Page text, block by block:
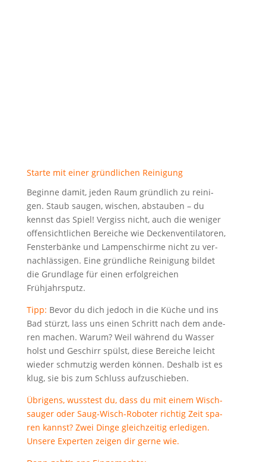
Star­te mit einer gründ­li­chen Reinigung
Begin­ne damit, jeden Raum gründ­lich zu rei­ni­
gen. Staub sau­gen, wischen, abstau­ben – du
kennst das Spiel! Ver­giss nicht, auch die weni­ger
offen­sicht­li­chen Berei­che wie Decken­ven­ti­la­to­ren,
Fens­ter­bän­ke und Lam­pen­schir­me nicht zu ver­
nach­läs­si­gen. Eine gründ­li­che Rei­ni­gung bil­det
die Grund­la­ge für einen erfolg­rei­chen
Frühjahrsputz.
Tipp: Bevor du dich jedoch in die Küche und ins
Bad stürzt, lass uns einen Schritt nach dem ande­
ren machen. War­um? Weil wäh­rend du Was­ser
holst und Geschirr spülst, die­se Berei­che leicht
wie­der schmut­zig wer­den kön­nen. Des­halb ist es
klug, sie bis zum Schluss aufzuschieben.
Übri­gens, wuss­test du, dass du mit einem Wisch­
sau­geroder Saug-Wisch-Robo­terrich­tig Zeit spa­
ren kannst? Zwei Din­ge gleich­zei­tig erle­di­gen.
Unse­re Exper­ten zei­gen dir ger­ne wie.